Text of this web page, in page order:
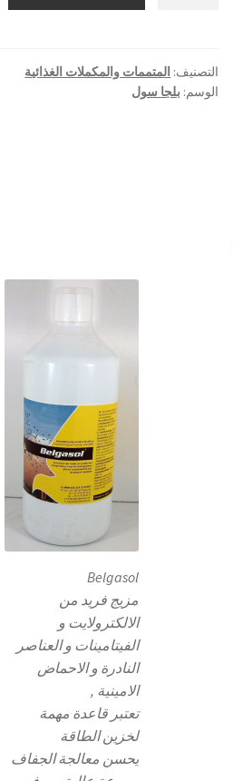
لتر
التصنيف: المتممات والمكملات الغذائية
الوسم: بلجا سول
Belgasol
مزيج فريد من
الالكترولايت و
الفيتامينات و العناصر
النادرة و الاحماض
الامينية ,
تعتبر قاعدة مهمة
لخزين الطاقة
يحسن معالجة الجفاف